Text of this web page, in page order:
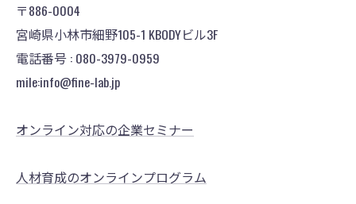
〒886-0004
宮崎県小林市細野105-1 KBODYビル3F
電話番号 : 080-3979-0959
mile:info@fine-lab.jp
オンライン対応の企業セミナー
人材育成のオンラインプログラム